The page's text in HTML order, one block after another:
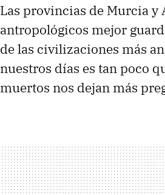
Las provincias de Murcia y
antropológicos mejor
de las civilizaciones más
nuestros días es tan poco
muertos nos dejan más